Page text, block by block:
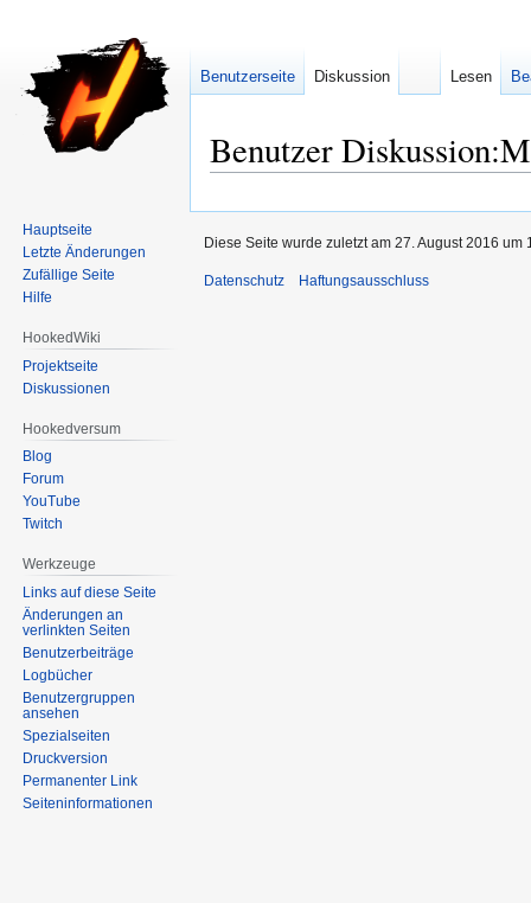
Benutzer
Benutzerseite Diskussion Lesen
Hauptseite
Letzte Änderungen
Zufällige Seite
Hilfe
HookedWiki
Projektseite
Diskussionen
Hookedversum
Blog
Forum
YouTube
Twitch
Werkzeuge
Links auf diese Seite
Änderungen an
verlinkten Seiten
Benutzerbeiträge
Logbücher
Benutzergruppen
ansehen
Spezialseiten
Druckversion
Permanenter Link
Seiten­informationen
Diese Seite wurde zuletzt am 27. August 2016 um
Datenschutz Haftungsausschluss